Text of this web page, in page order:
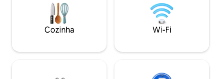
quente, banheira de hidromassagem a
lenha e trilha sonora pacífica de canto de
pássaros e vida no campo. O Toad é uma
base fantástica durante todo o ano para
mais.
Cozinha Wi-Fi